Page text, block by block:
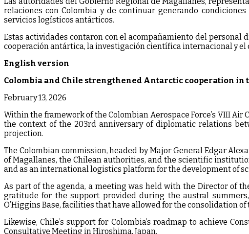
relaciones con Colombia y de continuar generando
servicios logísticos antárticos.
Estas actividades contaron con el acompañamiento del
cooperación antártica, la investigación científica internacional y el
English version
Colombia and Chile strengthened Antarctic cooperation in
February 13, 2026
Within the framework of the Colombian Aerospace Force’s VIII
the context of the 203rd anniversary of diplomatic relations
projection.
The Colombian commission, headed by Major General Edgar
of Magallanes, the Chilean authorities, and the scientific
and as an international logistics platform for the development of
As part of the agenda, a meeting was held with the Director of
gratitude for the support provided during the austral
O’Higgins Base, facilities that have allowed for the consolidation
Likewise, Chile’s support for Colombia’s roadmap to achieve
Consultative Meeting in Hiroshima, Japan.